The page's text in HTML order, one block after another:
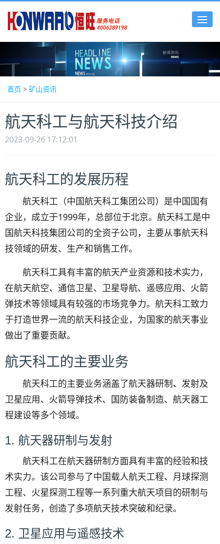
首页 > 矿山资讯
航天科工与航天科技介绍
2023-09-26 17:12:01
航天科工的发展历程
航天科工（中国航天科工集团公司）是中国国有
企业，成立于1999年，总部位于北京。航天科工是中
国航天科技集团公司的全资子公司，主要从事航天科
技领域的研发、生产和销售工作。
航天科工具有丰富的航天产业资源和技术实力，
在航天航空、通信卫星、卫星导航、遥感应用、火箭
弹技术等领域具有较强的市场竞争力。航天科工致力
于打造世界一流的航天科技企业，为国家的航天事业
做出了重要贡献。
航天科工的主要业务
航天科工的主要业务涵盖了航天器研制、发射及
卫星应用、火箭导弹技术、国防装备制造、航天器工
程建设等多个领域。
1. 航天器研制与发射
航天科工在航天器研制方面具有丰富的经验和技
术实力。该公司参与了中国载人航天工程、月球探测
工程、火星探测工程等一系列重大航天项目的研制与
发射任务，创造了多项航天技术突破和纪录。
2. 卫星应用与遥感技术